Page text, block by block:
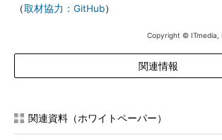
（取材協力：GitHub）
Copyright © ITmedia,
関連情報
関連資料（ホワイトペーパー）